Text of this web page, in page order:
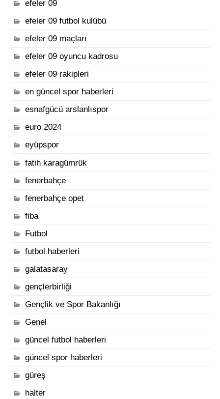
efeler 09
efeler 09 futbol kulübü
efeler 09 maçları
efeler 09 oyuncu kadrosu
efeler 09 rakipleri
en güncel spor haberleri
esnafgücü arslanlıspor
euro 2024
eyüpspor
fatih karagümrük
fenerbahçe
fenerbahçe opet
fiba
Futbol
futbol haberleri
galatasaray
gençlerbirliği
Gençlik ve Spor Bakanlığı
Genel
güncel futbol haberleri
güncel spor haberleri
güreş
halter